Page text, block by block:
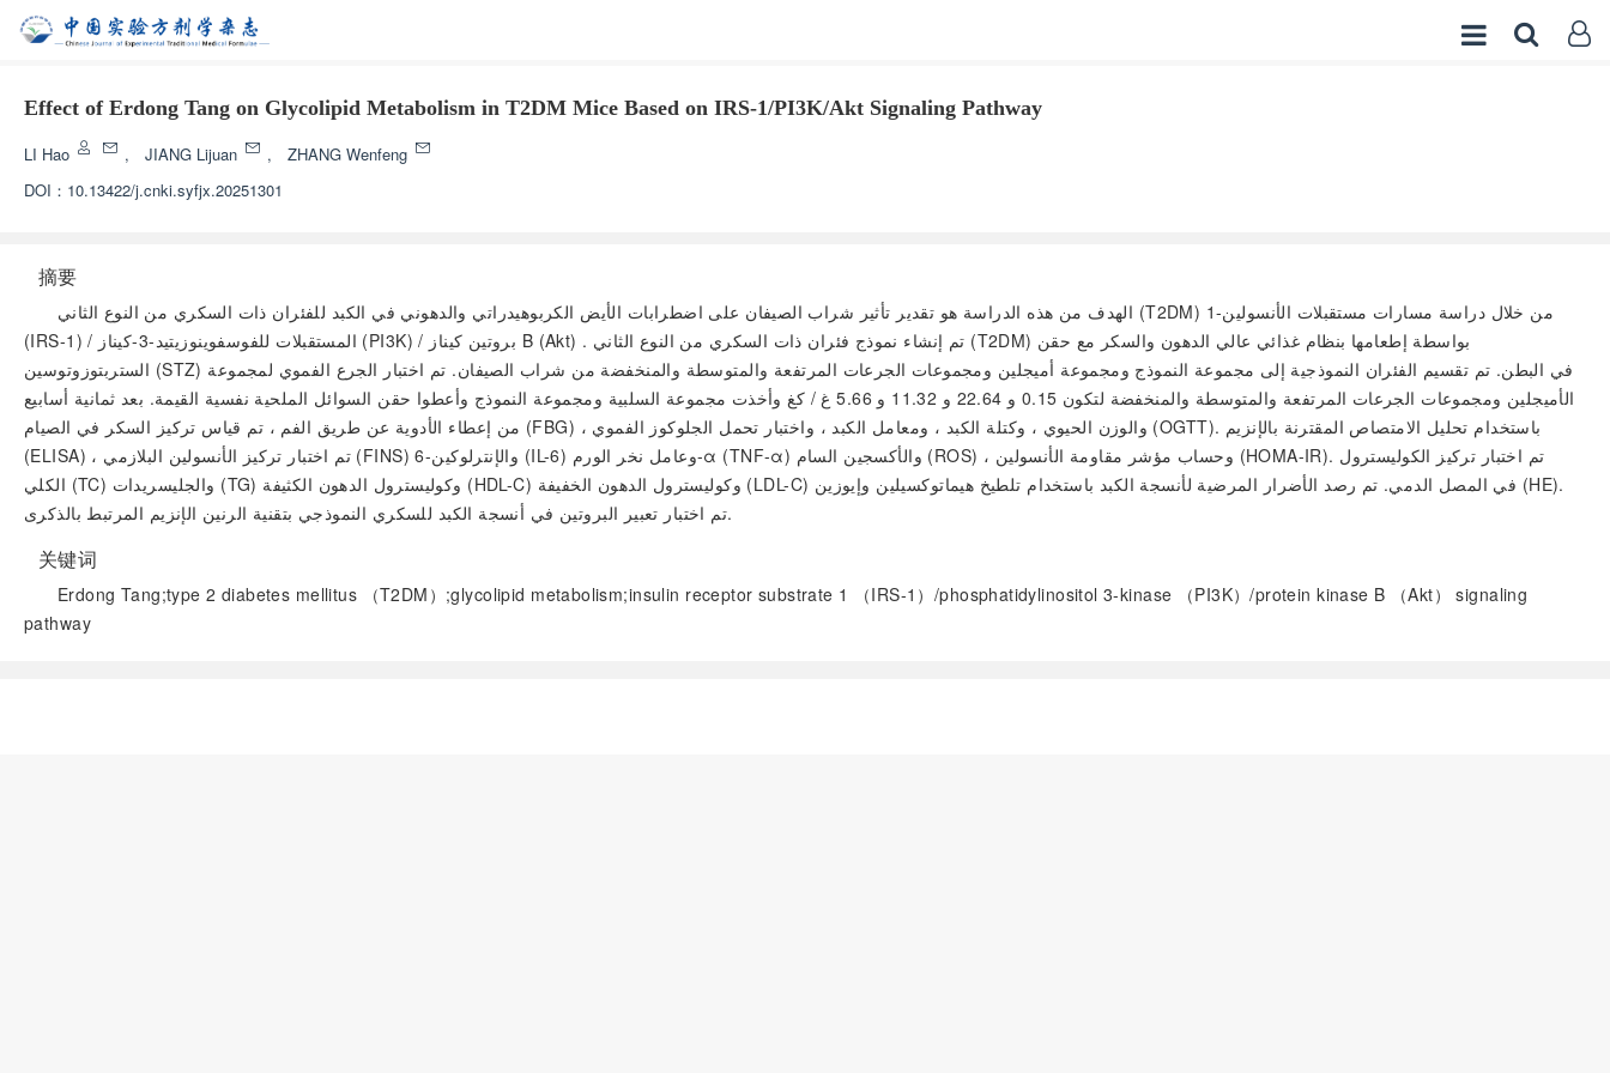
Effect of Erdong Tang on Glycolipid Metabolism in T2DM Mice Based on IRS-1/PI3K/Akt Signaling Pathway
LI Hao , JIANG Lijuan ,
ZHANG Wenfeng
DOI： 10.13422/j.cnki.syfjx.20251301
摘要
الهدف من هذه الدراسة هو تقدير تأثير شراب الصيفان على اضطرابات الأيض الكربوهيدراتي والدهوني في الكبد للفئران ذات السكري من النوع الثاني (T2DM) من خلال دراسة مسارات مستقبلات الأنسولين-1
(IRS-1) / المستقبلات للفوسفوينوزيتيد-3-كيناز (PI3K) / بروتين كيناز B (Akt) . تم إنشاء نموذج فئران ذات السكري من النوع الثاني (T2DM) بواسطة إطعامها بنظام غذائي عالي الدهون والسكر مع حقن
الستربتوزوتوسين (STZ) في البطن. تم تقسيم الفئران النموذجية إلى مجموعة النموذج ومجموعة أميجلين ومجموعات الجرعات المرتفعة والمتوسطة والمنخفضة من شراب الصيفان. تم اختبار الجرع الفموي لمجموعة
الأميجلين ومجموعات الجرعات المرتفعة والمتوسطة والمنخفضة لتكون 0.15 و 22.64 و 11.32 و 5.66 غ / كغ وأخذت مجموعة السلبية ومجموعة النموذج وأعطوا حقن السوائل الملحية نفسية القيمة. بعد ثمانية أسابيع
من إعطاء الأدوية عن طريق الفم ، تم قياس تركيز السكر في الصيام (FBG) ، والوزن الحيوي ، وكتلة الكبد ، ومعامل الكبد ، واختبار تحمل الجلوكوز الفموي (OGTT). باستخدام تحليل الامتصاص المقترنة بالإنزيم
(ELISA) ، تم اختبار تركيز الأنسولين البلازمي (FINS) والإنترلوكين-6 (IL-6) وعامل نخر الورم-α (TNF-α) والأكسجين السام (ROS) ، وحساب مؤشر مقاومة الأنسولين (HOMA-IR). تم اختبار تركيز الكوليسترول
الكلي (TC) والجليسريدات (TG) وكوليسترول الدهون الكثيفة (HDL-C) وكوليسترول الدهون الخفيفة (LDL-C) في المصل الدمي. تم رصد الأضرار المرضية لأنسجة الكبد باستخدام تلطيخ هيماتوكسيلين وإيوزين (HE).
تم اختبار تعبير البروتين في أنسجة الكبد للسكري النموذجي بتقنية الرنين الإنزيم المرتبط بالذكرى.
关键词
Erdong Tang;type 2 diabetes mellitus （T2DM）;glycolipid metabolism;insulin receptor substrate 1 （IRS-1）/phosphatidylinositol 3-kinase （PI3K）/protein kinase B （Akt） signaling
pathway